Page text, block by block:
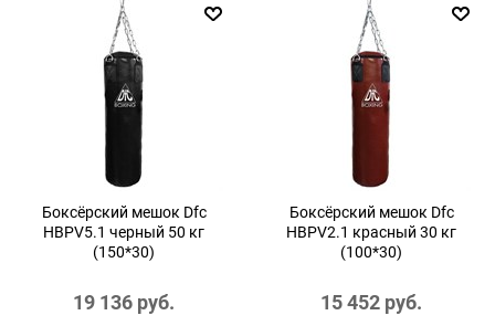
Боксёрский мешок Dfc
HBPV5.1 черный 50 кг
(150*30)
19 136 руб.
Боксёрский мешок Dfc
HBPV2.1 красный 30 кг
(100*30)
15 452 руб.